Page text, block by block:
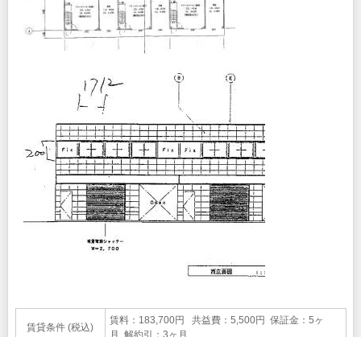
賃貸条件 (税込)
賃料：183,700円 共益費：5,500円 保証金：5ヶ
月 解約引：3ヶ月